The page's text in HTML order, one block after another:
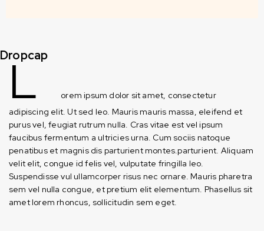
Dropcap
L
orem ipsum dolor sit amet, consectetur
adipiscing elit. Ut sed leo. Mauris mauris massa, eleifend et
purus vel, feugiat rutrum nulla. Cras vitae est vel ipsum
faucibus fermentum a ultricies urna. Cum sociis natoque
penatibus et magnis dis parturient montes.parturient. Aliquam
velit elit, congue id felis vel, vulputate fringilla leo.
Suspendisse vul ullamcorper risus nec ornare. Mauris pharetra
sem vel nulla congue, et pretium elit elementum. Phasellus sit
amet lorem rhoncus, sollicitudin sem eget.